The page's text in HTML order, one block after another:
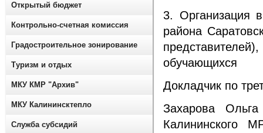
3. Организация
района
обучающихся
Докладчик по
Захарова
Калининского
Открытый бюджет
Контрольно-счетная комиссия
Градостроительное зонирование
Туризм и отдых
МКУ КМР "Архив"
МКУ Калининсктепло
Служба субсидий